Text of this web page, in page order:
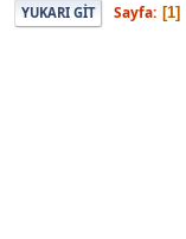
YUKARI GIT Sayfa 1